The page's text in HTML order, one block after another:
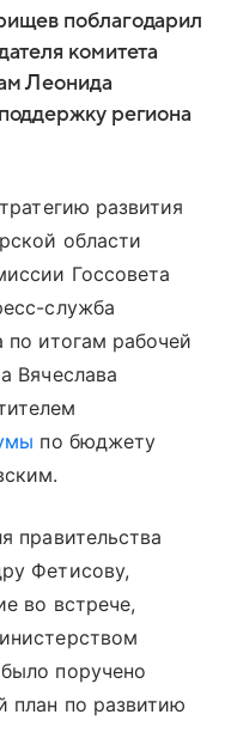
поблагодарил
комитета
Леонида
региона
развития
области
Госсовета
служба
по итогам рабочей
Вячеслава
по бюджету
правительства
Фетисову,
во встрече,
поручено
план по развитию